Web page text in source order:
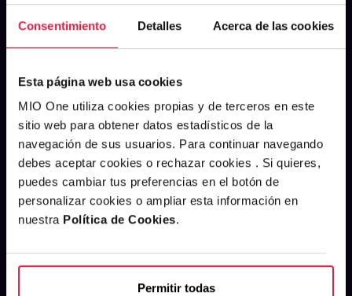
Consentimiento Detalles Acerca de las cookies
Esta página web usa cookies
MIO One utiliza cookies propias y de terceros en este
sitio web para obtener datos estadísticos de la
navegación de sus usuarios. Para continuar navegando
debes aceptar cookies o rechazar cookies . Si quieres,
puedes cambiar tus preferencias en el botón de
personalizar cookies o ampliar esta información en
nuestra Política de Cookies.
Permitir todas